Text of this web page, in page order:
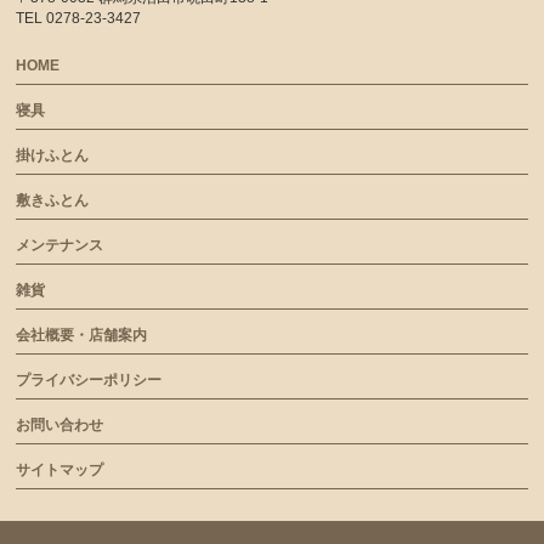
TEL 0278-23-3427
HOME
寝具
掛けふとん
敷きふとん
メンテナンス
雑貨
会社概要・店舗案内
プライバシーポリシー
お問い合わせ
サイトマップ